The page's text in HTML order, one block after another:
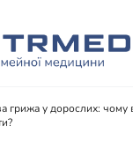
грижа у дорослих: чому